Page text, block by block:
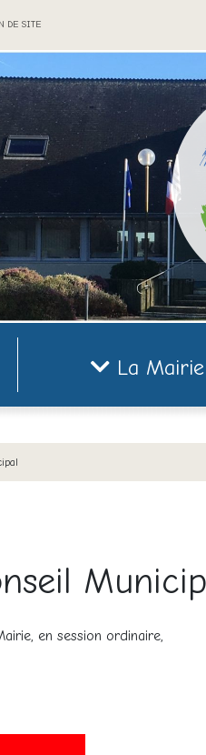
DE SITE
La Mairie
en session ordinaire,